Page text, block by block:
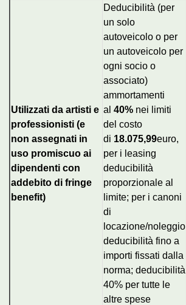
Utilizzati da artisti e
professionisti (e
non assegnati in
uso promiscuo ai
dipendenti con
addebito di fringe
benefit)
Deducibilità (per
un solo
autoveicolo o per
un autoveicolo per
ogni socio o
associato)
ammortamenti
al 40% nei limiti
del costo
di 18.075,99euro,
per i leasing
deducibilità
proporzionale al
limite; per i canoni
di
locazione/noleggio
deducibilità fino a
importi fissati dalla
norma; deducibilità
40% per tutte le
altre spese